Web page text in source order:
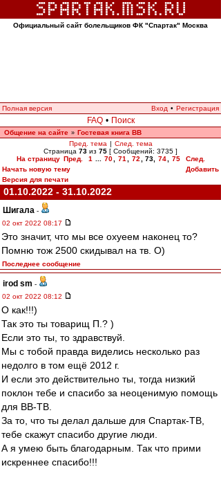
Официальный сайт болельщиков ФК "Спартак" Москва
Полная версия Вход • Регистрация
FAQ • Поиск
Общение на сайте » Гостевая книга ВВ
Пред. тема | След. тема
Страница 73 из 75 [ Сообщений: 3735 ]
На страницу Пред. 1 70 71 72 73, 74 75
След.
Начать новую тему
Добавить
Версия для печати
01.10.2022 - 31.10.2022
Шигала -
02 окт 2022 08:17
Это значит, что мы все охуеем наконец то?
Помню тож 2500 скидывал на тв. О)
Последнее сообщение
irod sm -
02 окт 2022 08:12
О как!!!)
Так это ты товарищ П.? )
Если это ты, то здравствуй.
Мы с тобой правда виделись несколько раз
недолго в том ещё 2012 г.
И если это действительно ты, тогда низкий
поклон тебе и спасибо за неоценимую помощь
для ВВ-ТВ.
За то, что ты делал дальше для Спартак-ТВ,
тебе скажут спасибо другие люди.
А я умею быть благодарным. Так что прими
искреннее спасибо!!!